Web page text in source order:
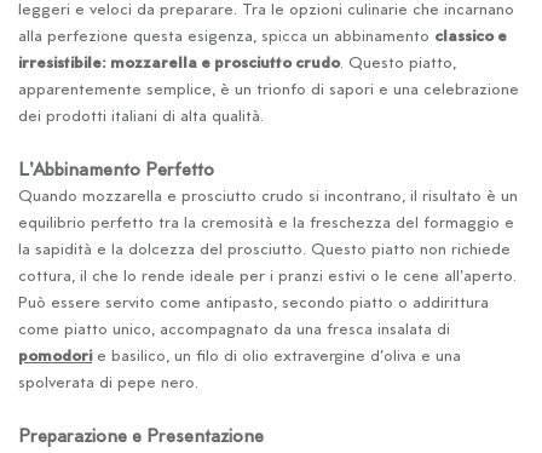
leggeri e veloci da preparare. Tra le opzioni culinarie che incarnano
alla perfezione questa esigenza, spicca un abbinamento classico e
irresistibile: mozzarella e prosciutto crudo. Questo piatto,
apparentemente semplice, è un trionfo di sapori e una celebrazione
dei prodotti italiani di alta qualità.
L'Abbinamento Perfetto
Quando mozzarella e prosciutto crudo si incontrano, il risultato è un
equilibrio perfetto tra la cremosità e la freschezza del formaggio e
la sapidità e la dolcezza del prosciutto. Questo piatto non richiede
cottura, il che lo rende ideale per i pranzi estivi o le cene all'aperto.
Può essere servito come antipasto, secondo piatto o addirittura
come piatto unico, accompagnato da una fresca insalata di
pomodorie basilico, un filo di olio extravergine d'oliva e una
spolverata di pepe nero.
Preparazione e Presentazione